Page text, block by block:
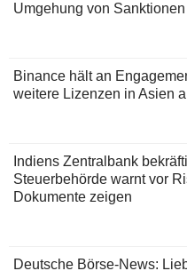
Umgehung von
Binance hält an
weitere Lizenzen in Asien
Indiens Zentralbank
Steuerbehörde warnt vor
Dokumente zeigen
Deutsche Börse-News: